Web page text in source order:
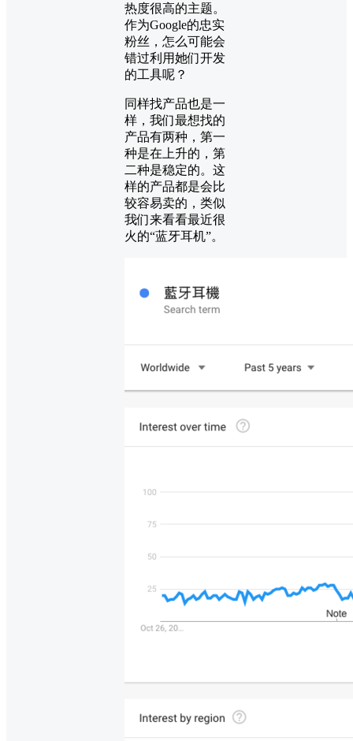
热度很高的主题。
作为Google的忠实
粉丝，怎么可能会
错过利用她们开发
的工具呢？
同样找产品也是一
样，我们最想找的
产品有两种，第一
种是在上升的，第
二种是稳定的。这
样的产品都是会比
较容易卖的，类似
我们来看看最近很
火的“蓝牙耳机”。